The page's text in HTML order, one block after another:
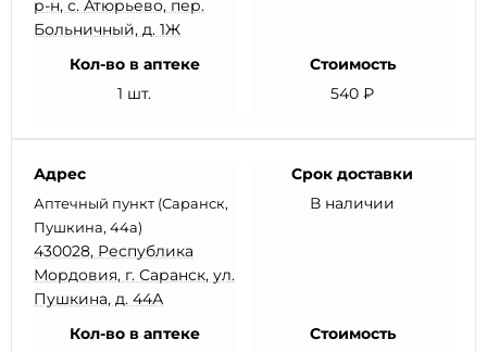
р-н, с. Атюрьево, пер.
Больничный, д. 1Ж
Кол-во в аптеке
1 шт.
Стоимость
540 ₽
Адрес
Аптечный пункт (Саранск,
Пушкина, 44а)
430028, Республика
Мордовия, г. Саранск, ул.
Пушкина, д. 44А
Срок доставки
В наличии
Кол-во в аптеке
Стоимость